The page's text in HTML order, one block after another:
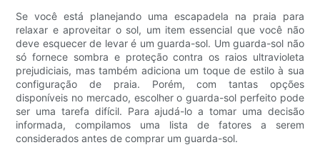
Se você está planejando uma escapadela na praia para
relaxar e aproveitar o sol, um item essencial que você não
deve esquecer de levar é um guarda-sol. Um guarda-sol não
só fornece sombra e proteção contra os raios ultravioleta
prejudiciais, mas também adiciona um toque de estilo à sua
configuração de praia. Porém, com tantas opções
disponíveis no mercado, escolher o guarda-sol perfeito pode
ser uma tarefa difícil. Para ajudá-lo a tomar uma decisão
informada, compilamos uma lista de fatores a serem
considerados antes de comprar um guarda-sol.